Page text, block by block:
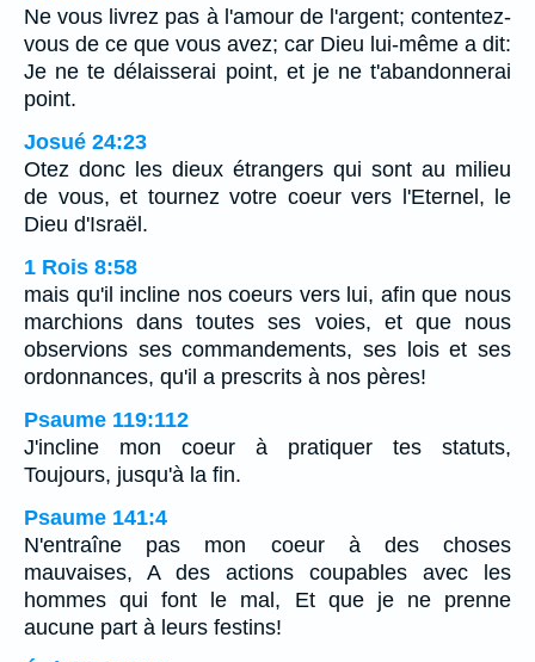
Ne vous livrez pas à l'amour de l'argent; contentez-
vous de ce que vous avez; car Dieu lui-même a dit:
Je ne te délaisserai point, et je ne t'abandonnerai
point.
Josué 24:23
Otez donc les dieux étrangers qui sont au milieu
de vous, et tournez votre coeur vers l'Eternel, le
Dieu d'Israël.
1 Rois 8:58
mais qu'il incline nos coeurs vers lui, afin que nous
marchions dans toutes ses voies, et que nous
observions ses commandements, ses lois et ses
ordonnances, qu'il a prescrits à nos pères!
Psaume 119:112
J'incline mon coeur à pratiquer tes statuts,
Toujours, jusqu'à la fin.
Psaume 141:4
N'entraîne pas mon coeur à des choses
mauvaises, A des actions coupables avec les
hommes qui font le mal, Et que je ne prenne
aucune part à leurs festins!